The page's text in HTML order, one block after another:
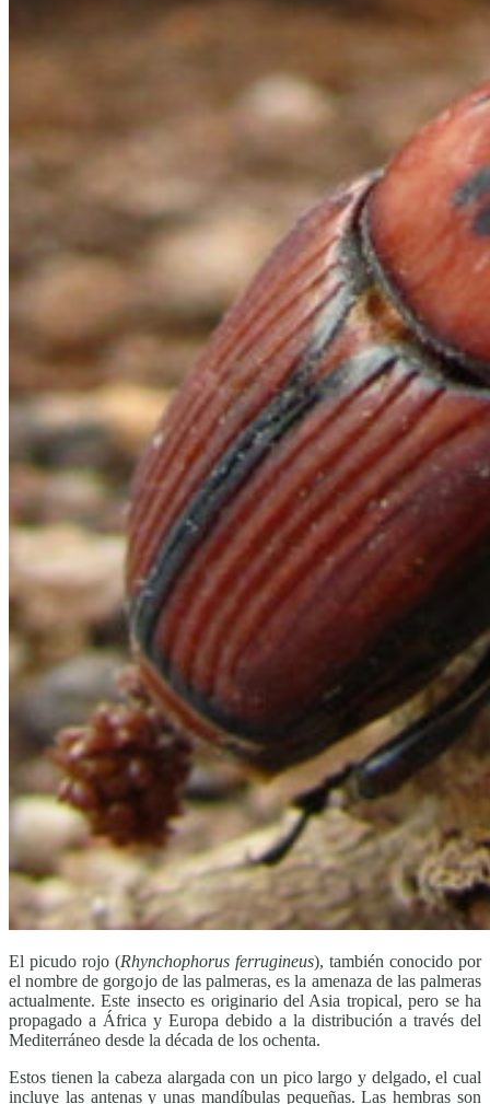
El picudo rojo (Rhynchophorus ferrugineus), también conocido por
el nombre de gorgojo de las palmeras, es la amenaza de las palmeras
actualmente. Este insecto es originario del Asia tropical, pero se ha
propagado a África y Europa debido a la distribución a través del
Mediterráneo desde la década de los ochenta.
Estos tienen la cabeza alargada con un pico largo y delgado, el cual
incluye las antenas y unas mandíbulas pequeñas. Las hembras son